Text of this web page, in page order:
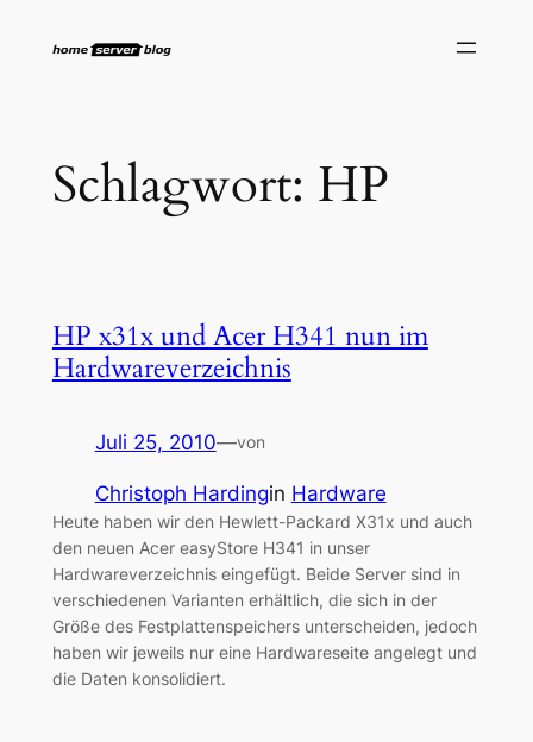
Inhalt
Schlagwort: HP
HP x31x und Acer H341 nun im
Hardwareverzeichnis
Juli 25, 2010—von
Christoph Hardingin Hardware
Heute haben wir den Hewlett-Packard X31x und auch
den neuen Acer easyStore H341 in unser
Hardwareverzeichnis eingefügt. Beide Server sind in
verschiedenen Varianten erhältlich, die sich in der
Größe des Festplattenspeichers unterscheiden, jedoch
haben wir jeweils nur eine Hardwareseite angelegt und
die Daten konsolidiert.